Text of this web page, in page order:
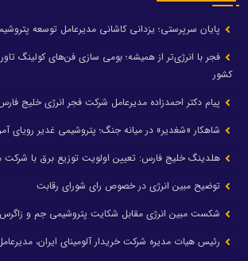
پایان سرپرستی؛ یزدانی کاشانی مدیرعامل توسعه
فجر با انرژی‌تر از همیشه؛ بومی سازی فن‌های کولینگ
کشور
پیام دکتر احمدزاده مدیرعامل شرکت فجر انرژی خلیج
شاهکار «شغدیر» در میانه جنگ؛ پتروشیمی غدیر رویای
هلدینگ خلیج فارس: تعیین اولویت توزیع برق با
توضیح مبین انرژی در خصوص رای شورای رقابت
شکست مبین انرژی مقابل شکایت پتروشیمی جم و زاگرس
رئیس هیات مدیره شرکت خریدار آلومینای ایران،